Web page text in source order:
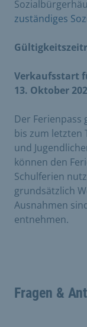
zuständiges
Verkaufsstart
13. Oktober
Der Ferienpass
bis zum letzten
und
können den
Schulferien
grundsätzlich
Ausnahmen
entnehmen.
Fragen &